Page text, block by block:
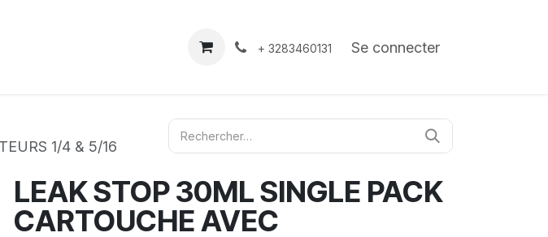
À propos Contact
+ 3283460131 Se connecter
1/4 & 5/16
LEAK STOP 30ML SINGLE PACK
CARTOUCHE AVEC